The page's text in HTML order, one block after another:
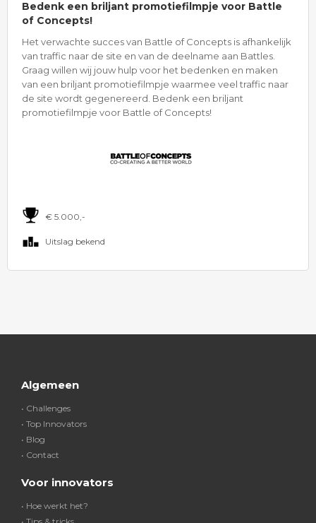
Bedenk een briljant promotiefilmpje voor Battle
of Concepts!
Het verwachte succes van Battle of Concepts is afhankelijk
van traffic naar de site en van de deelname aan Battles.
Graag willen wij jouw hulp voor het bedenken en maken
van een briljant promotiefilmpje waarmee veel traffic naar
de site wordt gegenereerd. Bedenk een briljant
promotiefilmpje voor Battle of Concepts!
€ 5.000,-
Uitslag bekend
Algemeen
• Challenges
• Top Innovators
• Blog
• Contact
Voor innovators
• Hoe werkt het?